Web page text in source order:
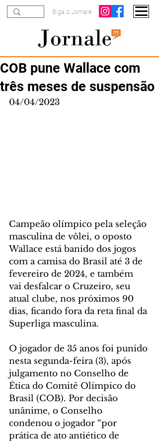
Siga o Jornale
COB pune Wallace com
três meses de suspensão
04/04/2023
Campeão olímpico pela seleção
masculina de vôlei, o oposto
Wallace está banido dos jogos
com a camisa do Brasil até 3 de
fevereiro de 2024, e também
vai desfalcar o Cruzeiro, seu
atual clube, nos próximos 90
dias, ficando fora da reta final da
Superliga masculina.
O jogador de 35 anos foi punido
nesta segunda-feira (3), após
julgamento no Conselho de
Ética do Comitê Olímpico do
Brasil (COB). Por decisão
unânime, o Conselho
condenou o jogador “por
prática de ato antiético de